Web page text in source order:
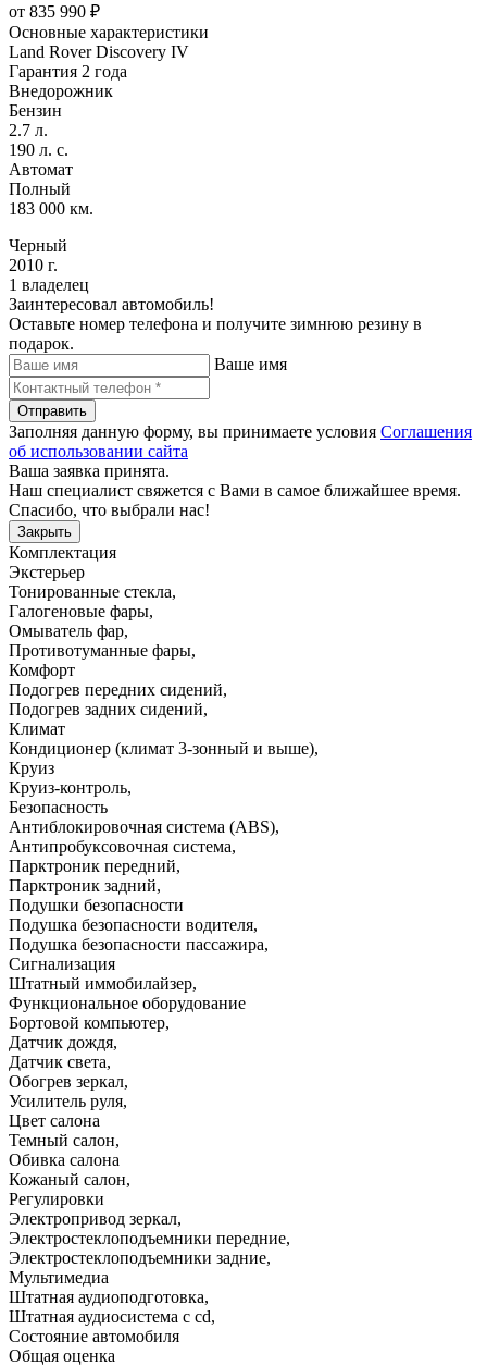
от 835 990 ₽
Основные характеристики
Land Rover Discovery IV
Гарантия 2 года
Внедорожник
Бензин
2.7 л.
190 л. с.
Автомат
Полный
183 000 км.
Черный
2010 г.
1 владелец
Заинтересовал автомобиль!
Оставьте номер телефона и получите зимнюю резину в
подарок.
Ваше имя
Отправить
Заполняя данную форму, вы принимаете условия Соглашения
об использовании сайта
Ваша заявка принята.
Наш специалист свяжется с Вами в самое ближайшее время.
Спасибо, что выбрали нас!
Закрыть
Комплектация
Экстерьер
Тонированные стекла,
Галогеновые фары,
Омыватель фар,
Противотуманные фары,
Комфорт
Подогрев передних сидений,
Подогрев задних сидений,
Климат
Кондиционер (климат 3-зонный и выше),
Круиз
Круиз-контроль,
Безопасность
Антиблокировочная система (ABS),
Антипробуксовочная система,
Парктроник передний,
Парктроник задний,
Подушки безопасности
Подушка безопасности водителя,
Подушка безопасности пассажира,
Сигнализация
Штатный иммобилайзер,
Функциональное оборудование
Бортовой компьютер,
Датчик дождя,
Датчик света,
Обогрев зеркал,
Усилитель руля,
Цвет салона
Темный салон,
Обивка салона
Кожаный салон,
Регулировки
Электропривод зеркал,
Электростеклоподъемники передние,
Электростеклоподъемники задние,
Мультимедиа
Штатная аудиоподготовка,
Штатная аудиосистема с cd,
Состояние автомобиля
Общая оценка